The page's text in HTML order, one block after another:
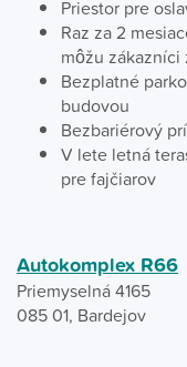
Priestor pre
Raz za 2
môžu zákazníci
Bezplatné
budovou
Bezbariérový
V lete letná
pre fajčiarov
Autokomplex R66
Priemyselná 4165
085 01, Bardejov